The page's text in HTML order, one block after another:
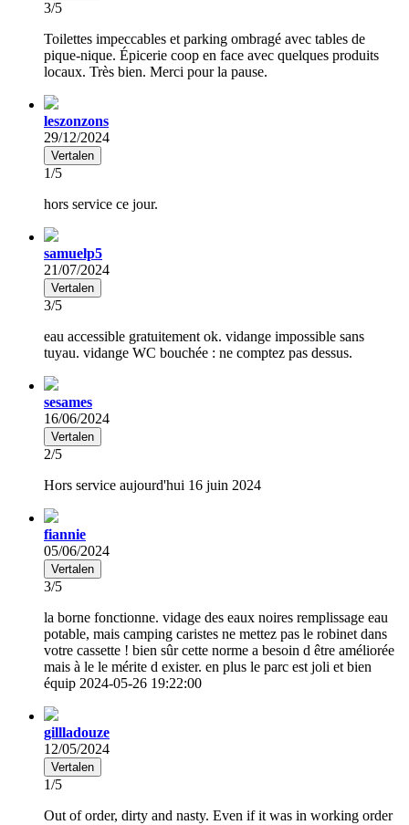
3/5
Toilettes impeccables et parking ombragé avec tables de
pique-nique. Épicerie coop en face avec quelques produits
locaux. Très bien. Merci pour la pause.
leszonzons
29/12/2024
Vertalen
1/5
hors service ce jour.
samuelp5
21/07/2024
Vertalen
3/5
eau accessible gratuitement ok. vidange impossible sans
tuyau. vidange WC bouchée : ne comptez pas dessus.
sesames
16/06/2024
Vertalen
2/5
Hors service aujourd'hui 16 juin 2024
fiannie
05/06/2024
Vertalen
3/5
la borne fonctionne. vidage des eaux noires remplissage eau
potable, mais camping caristes ne mettez pas le robinet dans
votre cassette ! bien sûr cette norme a besoin d être améliorée
mais à le le mérite d exister. en plus le parc est joli et bien
équip 2024-05-26 19:22:00
gillladouze
12/05/2024
Vertalen
1/5
Out of order, dirty and nasty. Even if it was in working order